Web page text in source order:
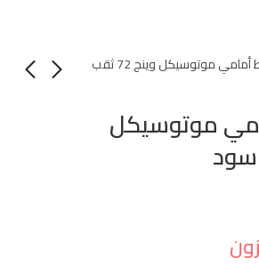
طوق جنط أمامي موتوسيكل وينج 72 ثقب
موتوسيكل